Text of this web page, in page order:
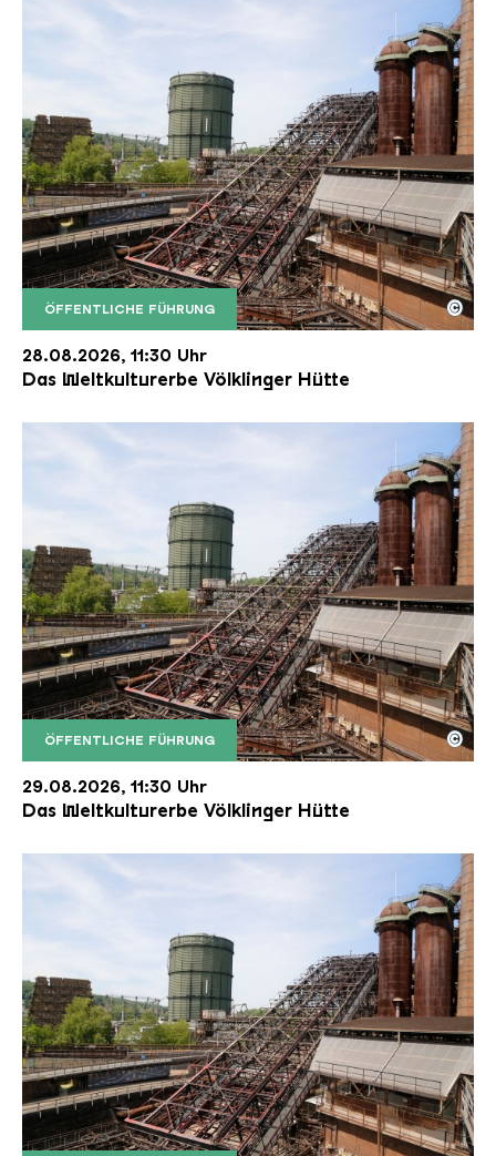
ÖFFENTLICHE FÜHRUNG
Der Erzschrägaufzug der Völklinger Hütte mit
Copyright: Weltkulturerbe Völklinger Hütte | Karl
©
28.08.2026, 11:30 Uhr
Das Weltkulturerbe Völklinger Hütte
ÖFFENTLICHE FÜHRUNG
Der Erzschrägaufzug der Völklinger Hütte mit
Copyright: Weltkulturerbe Völklinger Hütte | Karl
©
29.08.2026, 11:30 Uhr
Das Weltkulturerbe Völklinger Hütte